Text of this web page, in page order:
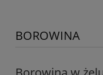
BOROWINA